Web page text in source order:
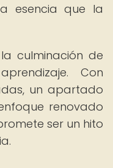
esencia que la
culminación de
Con
un apartado
renovado
ser un hito